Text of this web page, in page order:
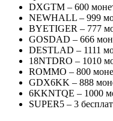
DXGTM – 600
NEWHALL – 999
BYETIGER – 777
GOSDAD – 666
DESTLAD – 1111
18NTDRO – 1010
ROMMO – 800
GDX6KK – 888
6KKNTQE – 1000
SUPER5 – 3